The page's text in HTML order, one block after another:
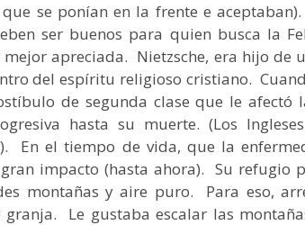
se ponían en la frente e
ser buenos para quien busca la
apreciada. Nietzsche, era hijo de
del espíritu religioso cristiano.
de segunda clase que le
hasta su muerte. (Los
En el tiempo de vida, que la
impacto (hasta ahora). Su refugio
montañas y aire puro. Para eso,
granja. Le gustaba escalar las